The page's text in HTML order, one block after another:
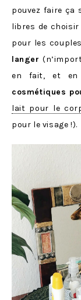
pouvez faire ça
libres de
pour les
langer
en fait, et
cosmétiques
lait pour le
pour le visage !).